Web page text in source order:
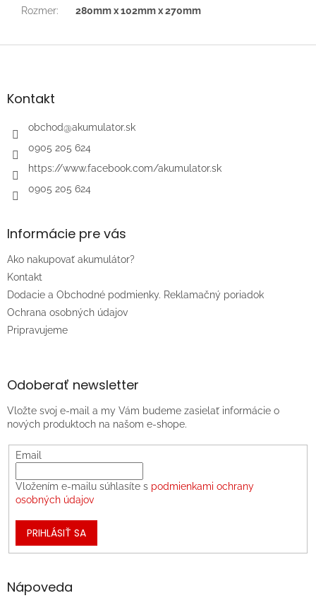
Rozmer: 280mm x 102mm x 270mm
Z
äKontakt
obchod@akumulator.sk
0905 205 624
https://www.facebook.com/akumulator.sk
0905 205 624
Informácie pre vás
Ako nakupovať akumulátor?
Kontakt
Dodacie a Obchodné podmienky. Reklamačný poriadok
Ochrana osobných údajov
Pripravujeme
Odoberať newsletter
Vložte svoj e-mail a my Vám budeme zasielať informácie o
nových produktoch na našom e-shope.
Email
Vložením e-mailu súhlasíte s podmienkami ochrany
osobných údajov
PRIHLÁSIŤ SA
Nápoveda